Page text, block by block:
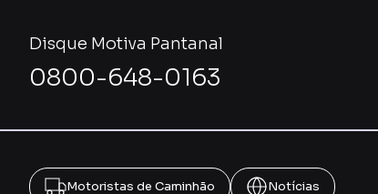
Disque Motiva Pantanal
0800-648-0163
Motoristas de Caminhão Notícias